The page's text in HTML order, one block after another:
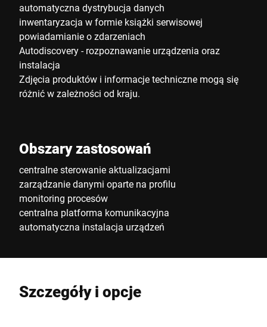
automatyczna dystrybucja danych
inwentaryzacja w formie książki serwisowej
powiadamianie o zdarzeniach
Autodiscovery - rozpoznawanie urządzenia oraz
instalacja
Zdjęcia produktów i informacje techniczne mogą się
różnić w zależności od kraju.
Obszary zastosowań
centralne sterowanie aktualizacjami
zarządzanie danymi oparte na profilu
monitoring procesów
centralna platforma komunikacyjna
automatyczna instalacja urządzeń
Szczegóły i opcje